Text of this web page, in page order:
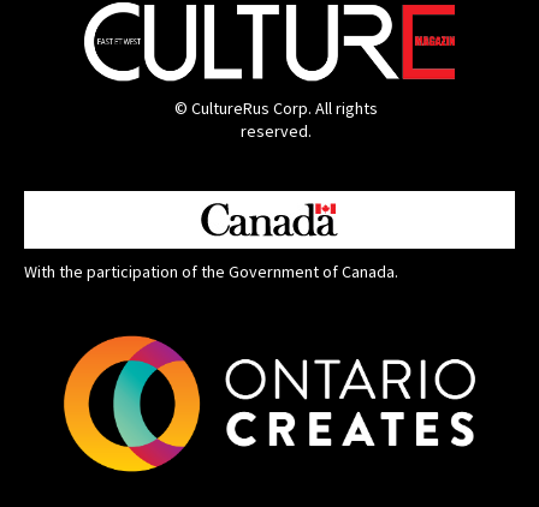
© CultureRus Corp. All rights
reserved.
With the participation of the Government of Canada.